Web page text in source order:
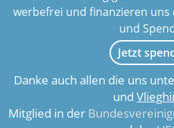
werbefrei und finanzieren
und
Jetzt
Danke auch allen die uns
und
Mitglied in der